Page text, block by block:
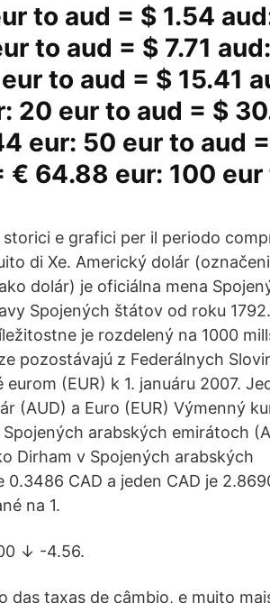
to aud = $ 1.54
to aud = $ 7.71
to aud = $ 15.41
20 eur to aud = $
eur: 50 eur to aud
€ 64.88 eur: 100 eur
e grafici per il periodo
di Xe. Americký dolár
dolár) je oficiálna mena
Spojených štátov od roku
je rozdelený na 1000
pozostávajú z Federálnych
(EUR) k 1. januáru 2007.
(AUD) a Euro (EUR) Výmenný
arabských emirátoch
Dirham v Spojených arabských
CAD a jeden CAD je
na 1.
↓ -4.56.
das taxas de câmbio, e muito